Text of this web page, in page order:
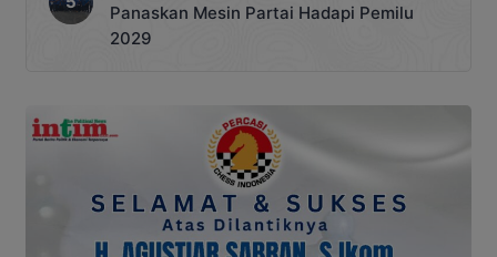
Panaskan Mesin Partai Hadapi Pemilu
2029